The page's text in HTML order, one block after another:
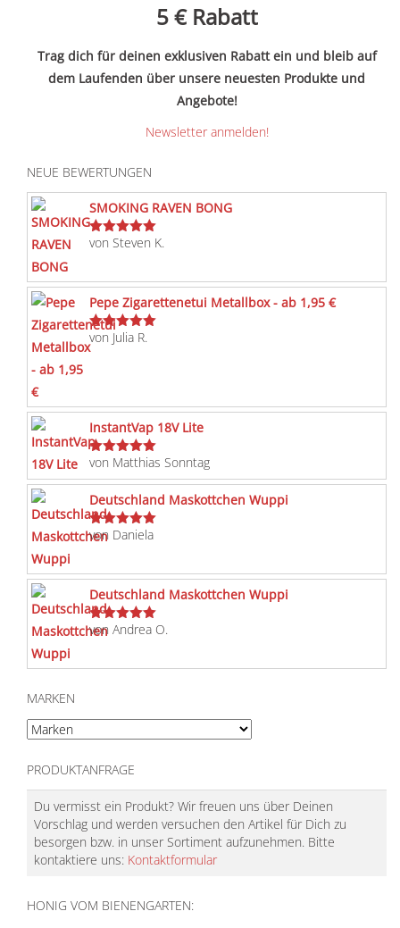
5 € Rabatt
Trag dich für deinen exklusiven Rabatt ein und bleib auf
dem Laufenden über unsere neuesten Produkte und
Angebote!
Newsletter anmelden!
NEUE BEWERTUNGEN
SMOKING RAVEN BONG
Bewertet
von Steven K.
Pepe Zigarettenetui Metallbox - ab 1,95 €
Bewertet
mit
von Julia R.
InstantVap 18V Lite
Bewertet
von Matthias Sonntag
Deutschland Maskottchen Wuppi
Bewertet
von Daniela
Deutschland Maskottchen Wuppi
Bewertet
von Andrea O.
MARKEN
PRODUKTANFRAGE
Du vermisst ein Produkt? Wir freuen uns über Deinen
Vorschlag und werden versuchen den Artikel für Dich zu
besorgen bzw. in unser Sortiment aufzunehmen. Bitte
kontaktiere uns: Kontaktformular
HONIG VOM BIENENGARTEN: